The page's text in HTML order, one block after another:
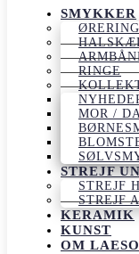
SMYKKER
RINGE
MOR /
STREJF
STREJF
STREJF
KERAMIK
KUNST
OM